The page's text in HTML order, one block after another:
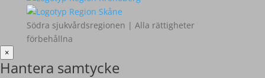
Södra sjukvårdsregionen | Alla rättigheter
förbehållna
×
Hantera samtycke